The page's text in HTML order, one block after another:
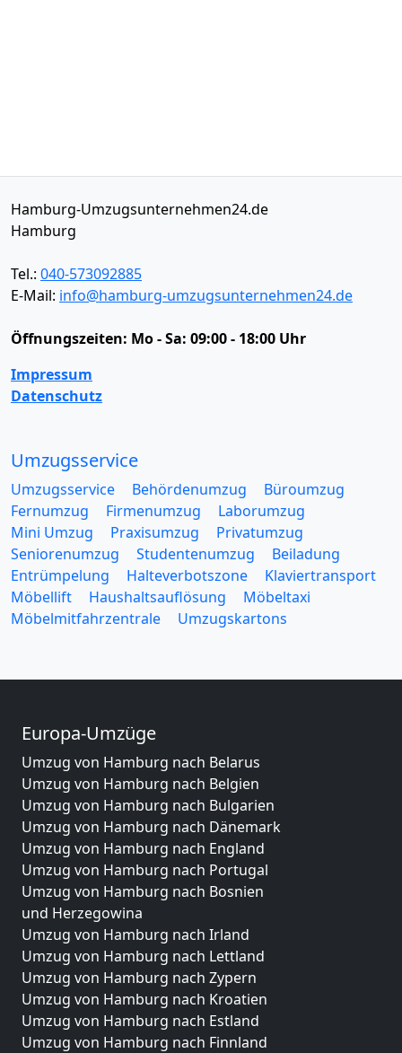
Hamburg-Umzugsunternehmen24.de
Hamburg
Tel.: 040-573092885
E-Mail: info@hamburg-umzugsunternehmen24.de
Öffnungszeiten: Mo - Sa: 09:00 - 18:00 Uhr
Impressum
Datenschutz
Umzugsservice
Umzugsservice Behördenumzug
Büroumzug
Fernumzug
Firmenumzug
Laborumzug
Mini Umzug
Praxisumzug
Privatumzug
Seniorenumzug
Studentenumzug
Beiladung
Entrümpelung
Halteverbotszone
Klaviertransport
Möbellift
Haushaltsauflösung
Möbeltaxi
Möbelmitfahrzentrale
Umzugskartons
Europa-Umzüge
Umzug von Hamburg nach Belarus
Umzug von Hamburg nach Belgien
Umzug von Hamburg nach Bulgarien
Umzug von Hamburg nach Dänemark
Umzug von Hamburg nach England
Umzug von Hamburg nach Portugal
Umzug von Hamburg nach Bosnien
und Herzegowina
Umzug von Hamburg nach Irland
Umzug von Hamburg nach Lettland
Umzug von Hamburg nach Zypern
Umzug von Hamburg nach Kroatien
Umzug von Hamburg nach Estland
Umzug von Hamburg nach Finnland